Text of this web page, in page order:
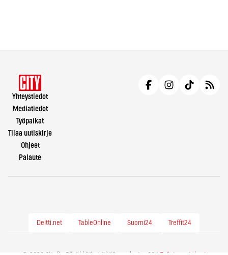
Yhteystiedot
Mediatiedot
Työpaikat
Tilaa uutiskirje
Ohjeet
Palaute
Deitti.net TableOnline Suomi24 Treffit24